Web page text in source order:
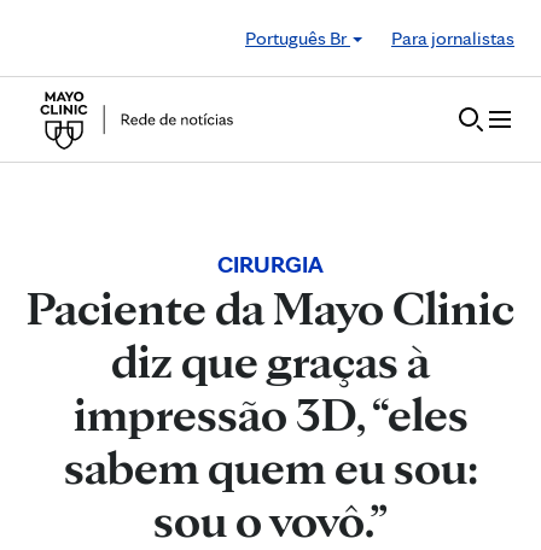
Português Br
Para jornalistas
CIRURGIA
Paciente da Mayo Clinic
diz que graças à
impressão 3D, “eles
sabem quem eu sou:
sou o vovô.”